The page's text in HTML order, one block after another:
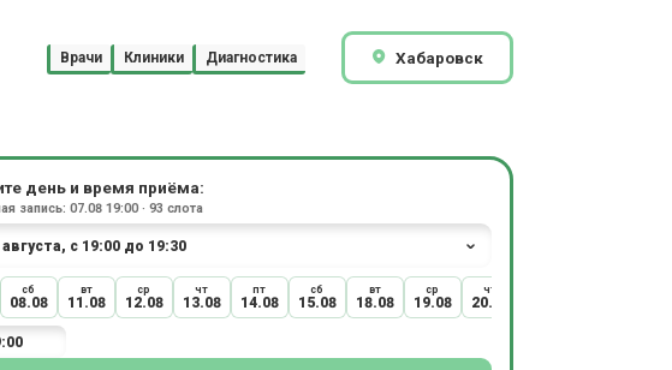
Врачи Клиники Диагностика Хабаровск
день и время приёма:
запись: 07.08 19:00 · 93 слота
сб
08.08
вт
11.08
ср
12.08
чт
13.08
пт
14.08
сб
15.08
вт
18.08
ср
19.08
чт
20.08